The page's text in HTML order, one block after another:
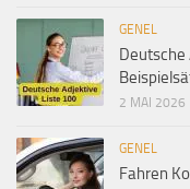
GENEL
Deutsche
2 MAI 2026
GENEL
Fahren